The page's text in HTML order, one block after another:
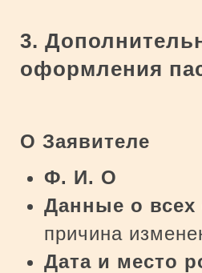
3.
оформления
О Заявителе
Ф. И. О
Данные о
причина
Дата и место